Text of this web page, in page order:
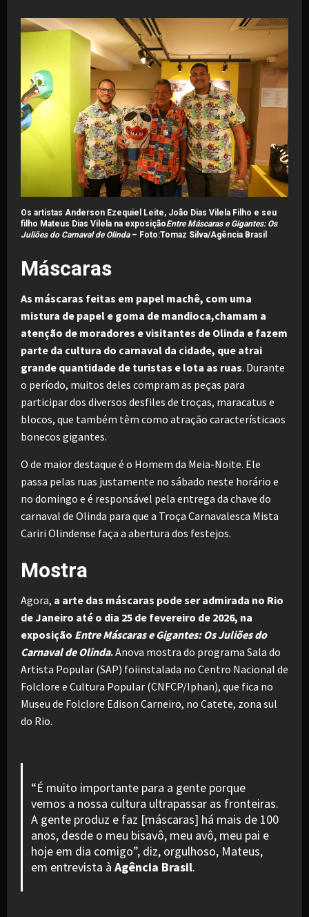
Os artistas Anderson Ezequiel Leite, João Dias Vilela Filho e seu
filho Mateus Dias Vilela na exposiçãoEntre Máscaras e Gigantes: Os
Juliões do Carnaval de Olinda– Foto:Tomaz Silva/Agência Brasil
Máscaras
As máscaras feitas em papel machê, com uma
mistura de papel e goma de mandioca,chamam a
atenção de moradores e visitantes de Olinda e fazem
parte da cultura do carnaval da cidade, que atrai
grande quantidade de turistas e lota as ruas. Durante
o período, muitos deles compram as peças para
participar dos diversos desfiles de troças, maracatus e
blocos, que também têm como atração característicaos
bonecos gigantes.
O de maior destaque é o Homem da Meia-Noite. Ele
passa pelas ruas justamente no sábado neste horário e
no domingo e é responsável pela entrega da chave do
carnaval de Olinda para que a Troça Carnavalesca Mista
Cariri Olindense faça a abertura dos festejos.
Mostra
Agora, a arte das máscaras pode ser admirada no Rio
de Janeiro até o dia 25 de fevereiro de 2026, na
exposição Entre Máscaras e Gigantes: Os Juliões do
Carnaval de Olinda.Anova mostra do programa Sala do
Artista Popular (SAP) foiinstalada no Centro Nacional de
Folclore e Cultura Popular (CNFCP/Iphan), que fica no
Museu de Folclore Edison Carneiro, no Catete, zona sul
do Rio.
“É muito importante para a gente porque
vemos a nossa cultura ultrapassar as fronteiras.
A gente produz e faz [máscaras] há mais de 100
anos, desde o meu bisavô, meu avô, meu pai e
hoje em dia comigo”, diz, orgulhoso, Mateus,
em entrevista à Agência Brasil.